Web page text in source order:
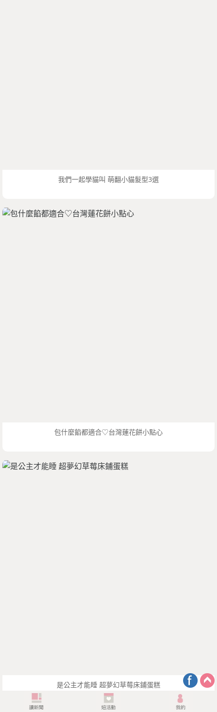
我們一起學貓叫 萌翻小貓髮型3選
包什麼餡都適合♡台灣蓮花餅小點心
是公主才能睡 超夢幻草莓床鋪蛋糕